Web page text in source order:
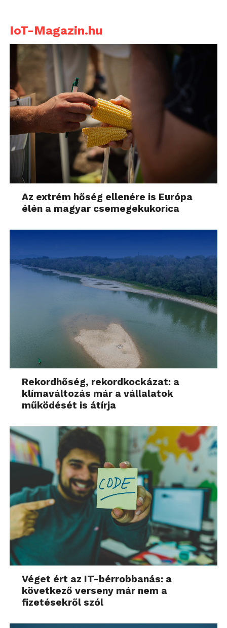
IoT-Magazin.hu
Az extrém hőség ellenére is Európa
élén a magyar csemegekukorica
Rekordhőség, rekordkockázat: a
klímaváltozás már a vállalatok
működését is átírja
Véget ért az IT-bérrobbanás: a
következő verseny már nem a
fizetésekről szól